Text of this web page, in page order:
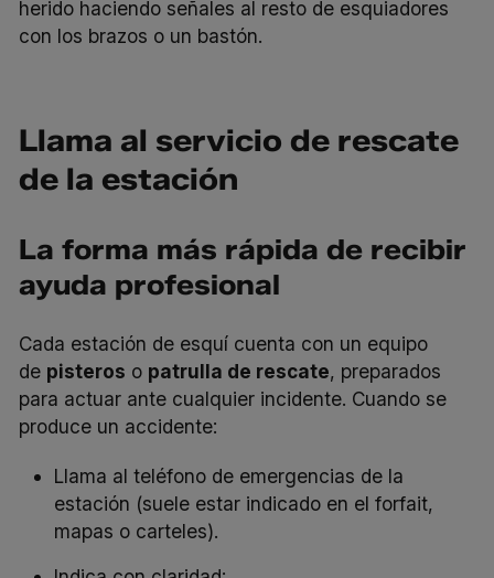
herido haciendo señales al resto de esquiadores
con los brazos o un bastón.
Llama al servicio de rescate
de la estación
La forma más rápida de recibir
ayuda profesional
Cada estación de esquí cuenta con un equipo
de pisteros o patrulla de rescate, preparados
para actuar ante cualquier incidente. Cuando se
produce un accidente:
Llama al teléfono de emergencias de la
estación (suele estar indicado en el forfait,
mapas o carteles).